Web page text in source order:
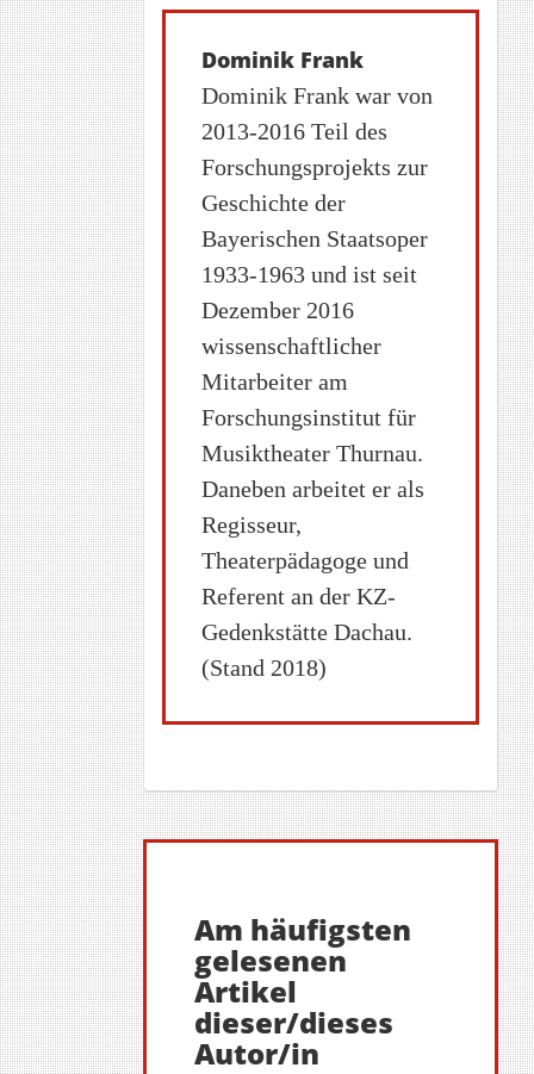
Dominik Frank
Dominik Frank war von
2013-2016 Teil des
Forschungsprojekts zur
Geschichte der
Bayerischen Staatsoper
1933-1963 und ist seit
Dezember 2016
wissenschaftlicher
Mitarbeiter am
Forschungsinstitut für
Musiktheater Thurnau.
Daneben arbeitet er als
Regisseur,
Theaterpädagoge und
Referent an der KZ-
Gedenkstätte Dachau.
(Stand 2018)
Am häufigsten
gelesenen
Artikel
dieser/dieses
Autor/in